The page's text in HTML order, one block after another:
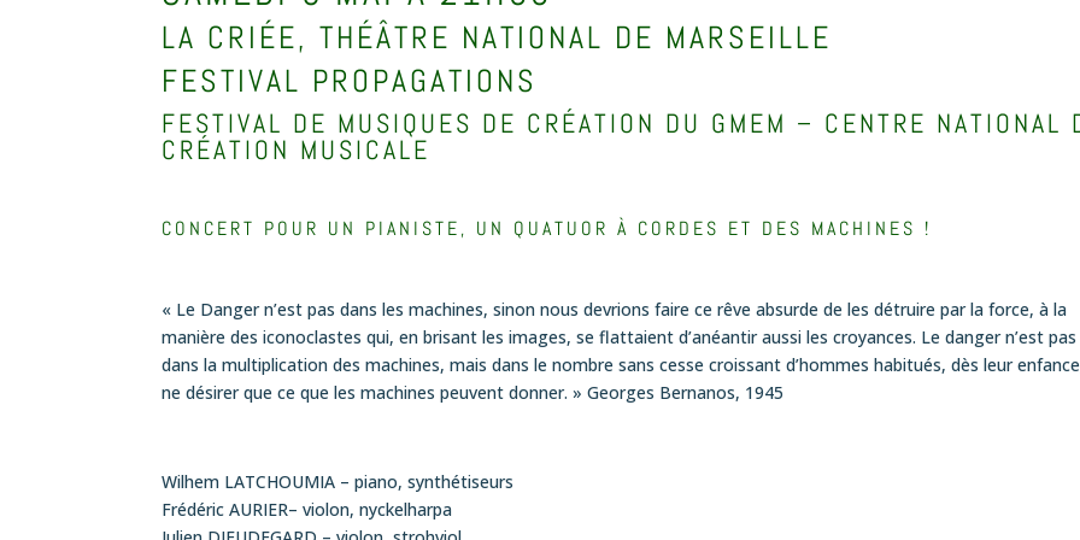
LA CRIÉE, THÉÂTRE NATIONAL DE MARSEILLE
FESTIVAL PROPAGATIONS
FESTIVAL DE MUSIQUES DE CRÉATION DU GMEM – CENTRE NATIONAL
CRÉATION MUSICALE
CONCERT POUR UN PIANISTE, UN QUATUOR À CORDES ET DES MACHINES !
« Le Danger n’est pas dans les machines, sinon nous devrions faire ce rêve absurde de les détruire par la force, à la
manière des iconoclastes qui, en brisant les images, se flattaient d’anéantir aussi les croyances. Le danger n’est pas
dans la multiplication des machines, mais dans le nombre sans cesse croissant d’hommes habitués, dès leur
ne désirer que ce que les machines peuvent donner. » Georges Bernanos, 1945
Wilhem LATCHOUMIA – piano, synthétiseurs
Frédéric AURIER– violon, nyckelharpa